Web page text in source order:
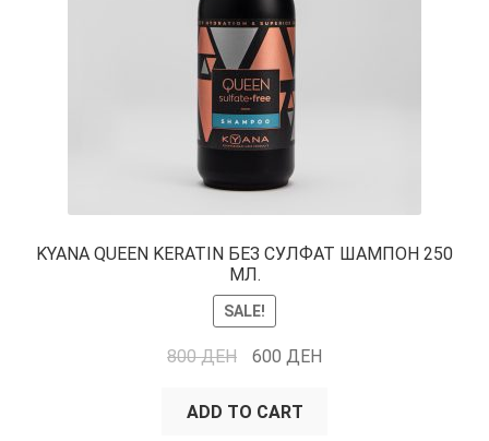
KYANA QUEEN KERATIN БЕЗ СУЛФАТ ШАМПОН 250
МЛ.
SALE!
800ДЕН 600 ДЕН
ADD TO CART